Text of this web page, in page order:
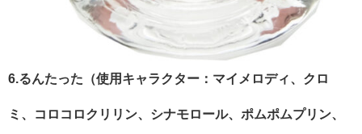
6.るんたった（使用キャラクター：マイメロディ、クロ
ミ、コロコロクリリン、シナモロール、ポムポムプリン、